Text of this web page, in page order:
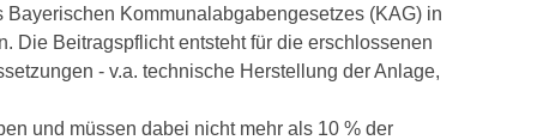
Kommunalabgabengesetzes (KAG) in
Die Beitragspflicht entsteht für die erschlossenen
- v.a. technische Herstellung der Anlage,
und müssen dabei nicht mehr als 10 % der